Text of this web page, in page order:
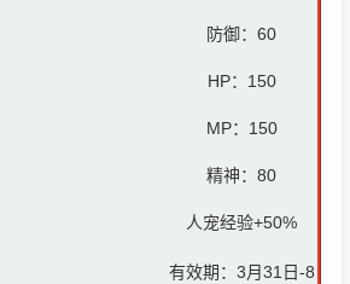
防御：60
HP： 150
MP： 150
精神：80
人宠经验+50%
有效期：3月31日-8